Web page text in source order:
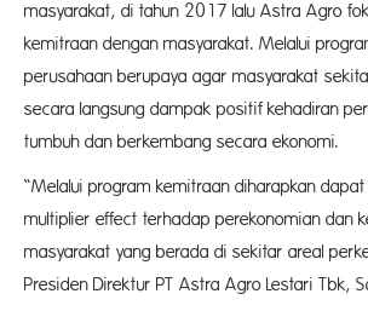
masyarakat, di tahun 2017 lalu Astra Agro
kemitraan dengan masyarakat. Melalui
perusahaan berupaya agar masyarakat
secara langsung dampak positif kehadiran
tumbuh dan berkembang secara ekonomi.
“Melalui program kemitraan diharapkan
multiplier effect terhadap perekonomian dan
masyarakat yang berada di sekitar areal
Presiden Direktur PT Astra Agro Lestari Tbk,